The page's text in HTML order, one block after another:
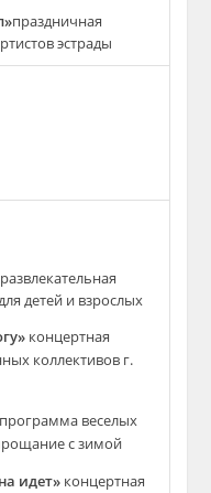
праздничная
эстрады
развлекательная
детей и взрослых
концертная
коллективов г.
программа веселых
с зимой
идет» концертная